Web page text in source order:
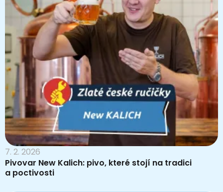
7. 2. 2026
Pivovar New Kalich: pivo, které stojí na tradici
a poctivosti